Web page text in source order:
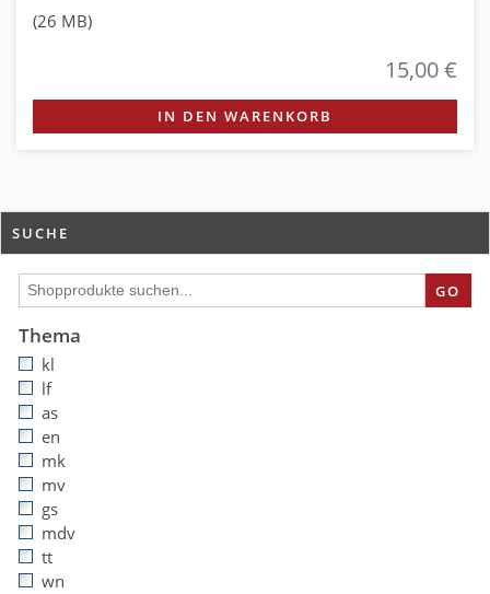
(26 MB)
15,00 €
IN DEN WARENKORB
SUCHE
GO
Thema
kl
lf
as
en
mk
mv
gs
mdv
tt
wn